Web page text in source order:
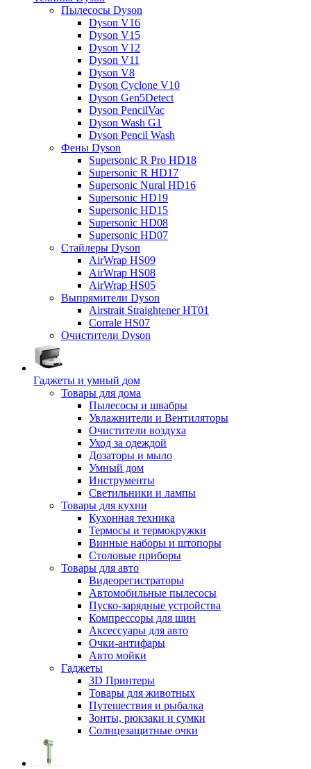
Пылесосы Dyson
Dyson V16
Dyson V15
Dyson V12
Dyson V11
Dyson V8
Dyson Cyclone V10
Dyson Gen5Detect
Dyson PencilVac
Dyson Wash G1
Dyson Pencil Wash
Фены Dyson
Supersonic R Pro HD18
Supersonic R HD17
Supersonic Nural HD16
Supersonic HD19
Supersonic HD15
Supersonic HD08
Supersonic HD07
Стайлеры Dyson
AirWrap HS09
AirWrap HS08
AirWrap HS05
Выпрямители Dyson
Airstrait Straightener HT01
Corrale HS07
Очистители Dyson
Гаджеты и умный дом
Товары для дома
Пылесосы и швабры
Увлажнители и Вентиляторы
Очистители воздуха
Уход за одеждой
Дозаторы и мыло
Умный дом
Инструменты
Светильники и лампы
Товары для кухни
Кухонная техника
Термосы и термокружки
Винные наборы и штопоры
Столовые приборы
Товары для авто
Видеорегистраторы
Автомобильные пылесосы
Пуско-зарядные устройства
Компрессоры для шин
Аксессуары для авто
Очки-антифары
Авто мойки
Гаджеты
3D Принтеры
Товары для животных
Путешествия и рыбалка
Зонты, рюкзаки и сумки
Солнцезащитные очки